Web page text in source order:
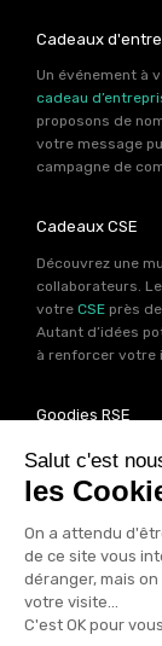
Cadeaux
Un événement à
cadeau
proposons de
votre message
campagne de
Cadeaux CSE
Découvrez une
collaborateurs.
votre CSE près
Autant d’idées
à renforcer votre
Goodies RSE
Vous souhaitez
tombe bien ! Un
sont fabriqués en
permet de
communication.
bonnes